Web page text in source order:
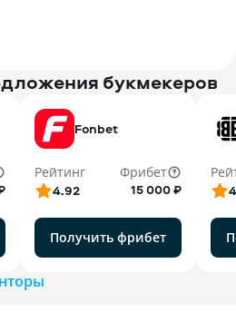
букмекеров
Fonbet
Рейтинг
4.92
Фрибет
15 000 ₽
Получить фрибет